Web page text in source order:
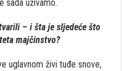
sada uživamo.
– i šta je sljedeće što
majčinstvo?
uglavnom živi tuđe snove,